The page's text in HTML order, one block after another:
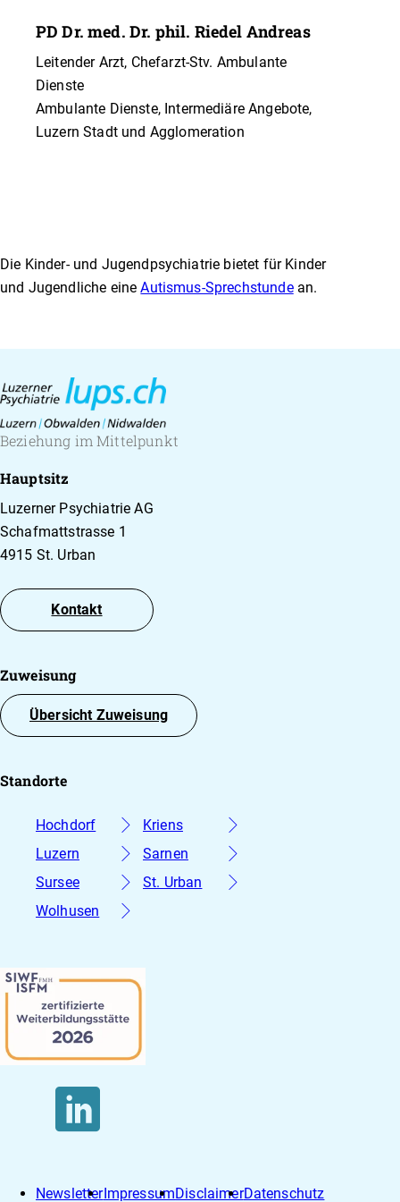
Nach einer diagnostizierten Autismus-Spektrum-
Psychoedukation für Betroffene an – auf Wunsch
beruflichen Umfeld. Es handelt sich um eine
Aufklärung über die Diagnose und über das
PD Dr. med. Dr. phil. Riedel Andreas
Leitender Arzt, Chefarzt-Stv. Ambulante
Dienste
Ambulante Dienste, Intermediäre Angebote,
Luzern Stadt und Agglomeration
Die Kinder- und Jugendpsychiatrie bietet für Kinder
und Jugendliche eineAutismus-Sprechstundean.
Beziehung im Mittelpunkt
Hauptsitz
Luzerner Psychiatrie AG
Schafmattstrasse 1
4915 St. Urban
Kontakt
Zuweisung
Übersicht Zuweisung
Standorte
Hochdorf
Kriens
Luzern
Sarnen
Sursee
St. Urban
Wolhusen
NewsletterImpressumDisclaimerDatenschutz